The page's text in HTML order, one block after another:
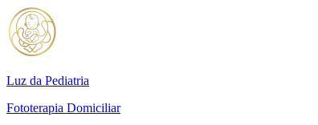
Luz da Pediatria
Fototerapia Domiciliar